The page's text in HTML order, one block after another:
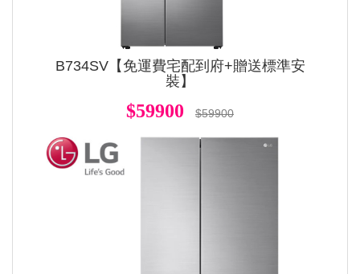
B734SV【免運費宅配到府+贈送標準安
裝】
$59900 $59900